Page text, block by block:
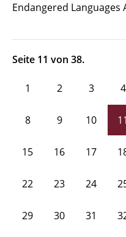
Endangered Languages
Seite 11 von 38.
1 2 3 4
8 9 10 11
15 16 17
22 23 24
29 30 31